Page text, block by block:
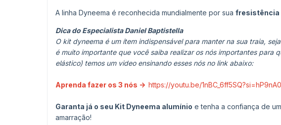
A linha Dyneema é reconhecida mundialmente por sua fresistência
Dica do Especialista Daniel Baptistella
O kit dyneema é um ítem indispensável para manter na sua traia,
é muito importante que você saiba realizar os nós importantes para
elástico) temos um video ensinando esses nós no link abaixo:
Aprenda fazer os 3 nós -> https://youtu.be/
Garanta já o seu Kit Dyneema alumínio e tenha a confiança de
amarração!